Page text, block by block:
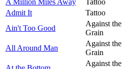
A Million Miles Away
Tattoo
Admit It
Tattoo
Ain't Too Good
Against the
Grain
All Around Man
Against the
Grain
Against the